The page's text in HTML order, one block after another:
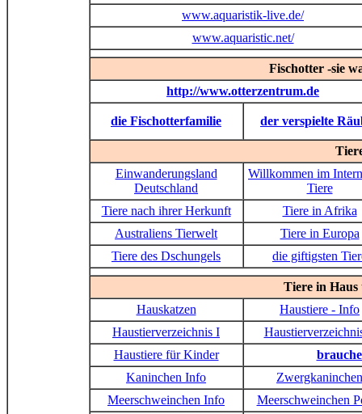
www.aquaristik-live.de/
www.aquaristic.net/
Fischotter -sie
http://www.otterzentrum.de
die Fischotterfamilie der verspielte
Einwanderungsland
Deutschland
Willkommen im
Tiere
Tiere nach ihrer Herkunft
Tiere in Afrika
Australiens Tierwelt
Tiere in Europa
Tiere des Dschungels
die giftigsten
Tiere in
Hauskatzen
Haustiere - Info
Haustierverzeichnis I
Haustiere für Kinder
Kaninchen Info
Zwergkaninchen
Meerschweinchen Info
Meerschweinchen